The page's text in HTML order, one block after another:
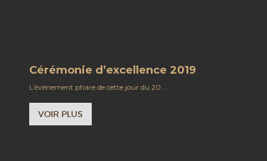
Cérémonie d’excellence 2019
L’événement phare de cette jour du 20 ...
VOIR PLUS